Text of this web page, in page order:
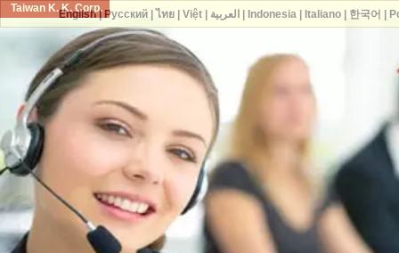
Taiwan K. K. Corp.
English| Русский| ไทย| Việt| العربية Indonesia| Italiano| 한국어